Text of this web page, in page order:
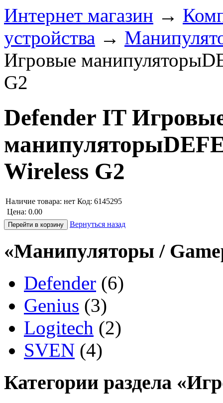
Интернет магазин →
устройства →
Игровые
G2
Defender IT
Wireless G2
Наличие товара: нет Код: 6145295
Цена: 0.00
Вернуться назад
«Манипуляторы /
Defender (6)
Genius (3)
Logitech (2)
SVEN (4)
Категории раздела